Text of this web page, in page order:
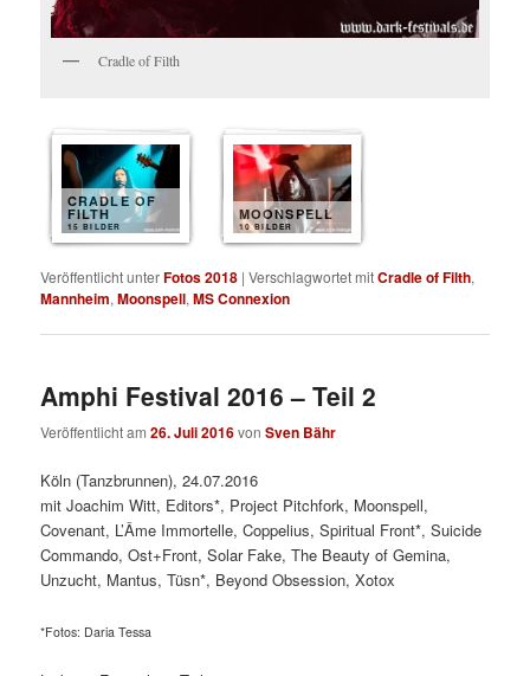
Cradle of Filth
CRADLE OF
FILTH
15 BILDER
MOONSPELL
10 BILDER
Veröffentlicht unterFotos 2018 |Verschlagwortet mitCradle of Filth,
Mannheim,Moonspell,MS Connexion
Amphi Festival 2016 – Teil 2
Veröffentlicht am26. Juli 2016vonSven Bähr
Köln (Tanzbrunnen), 24.07.2016
mit Joachim Witt, Editors*, Project Pitchfork, Moonspell,
Covenant, L’Âme Immortelle, Coppelius, Spiritual Front*, Suicide
Commando, Ost+Front, Solar Fake, The Beauty of Gemina,
Unzucht, Mantus, Tüsn*, Beyond Obsession, Xotox
*Fotos: Daria Tessa